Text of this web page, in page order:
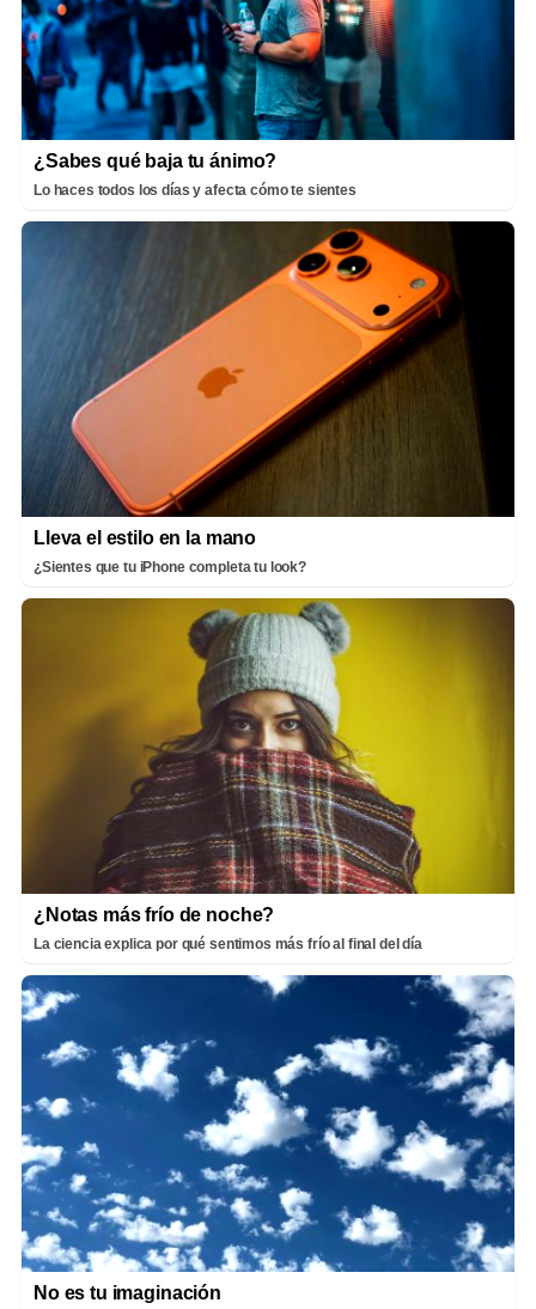
¿Sabes qué baja tu ánimo?
Lo haces todos los días y afecta cómo te sientes
Lleva el estilo en la mano
¿Sientes que tu iPhone completa tu look?
¿Notas más frío de noche?
La ciencia explica por qué sentimos más frío al final del día
No es tu imaginación